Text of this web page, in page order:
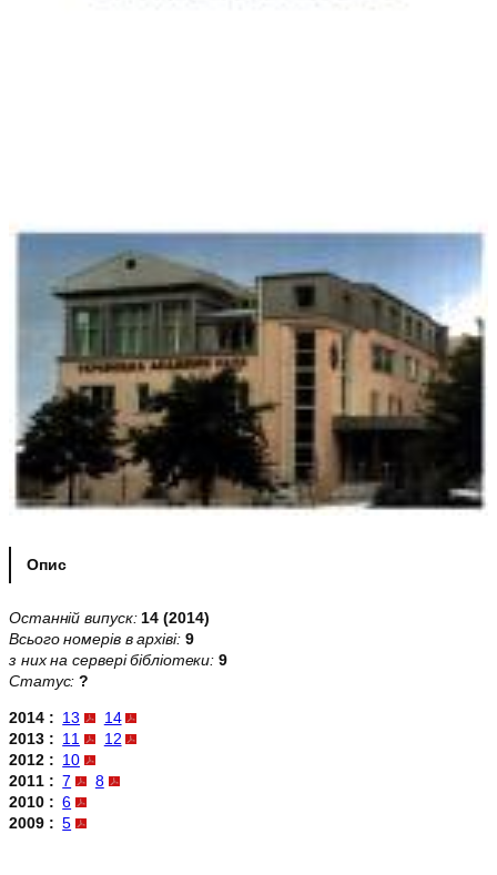
Опис
Останній випуск:14 (2014)
Всього номерів в архіві: 9
з них на сервері бібліотеки:9
Статус: ?
2014 : 13
14
2013 : 11
12
2012 : 10
2011 : 7
8
2010 : 6
2009 : 5